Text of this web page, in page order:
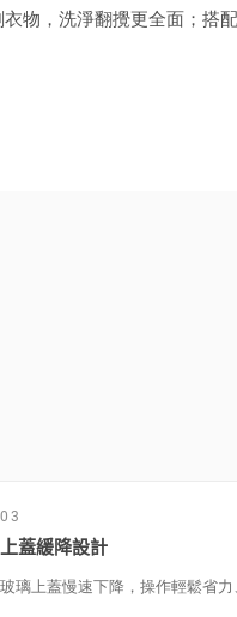
物，洗淨翻攪更全面；搭
03
上蓋緩降設計
玻璃上蓋慢速下降，操作輕鬆省力